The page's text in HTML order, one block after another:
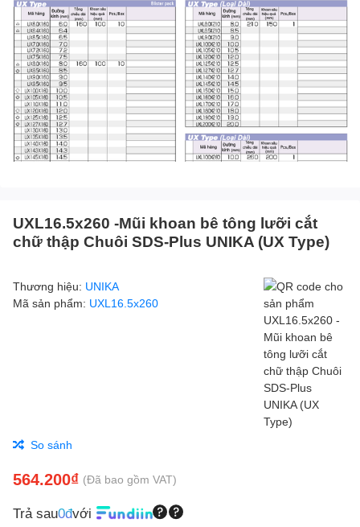
UXL16.5x260 -Mũi khoan bê tông lưỡi cắt
chữ thập Chuôi SDS-Plus UNIKA (UX Type)
Thương hiệu: UNIKA
Mã sản phẩm: UXL16.5x260
So sánh
564.200₫ (Đã bao gồm VAT)
Trả sau0đvới